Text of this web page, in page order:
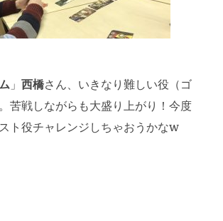
」 西橋さん、いきなり難しい役（ゴ
苦戦しながらも大盛り上がり！今度
ト役チャレンジしちゃおうかなw